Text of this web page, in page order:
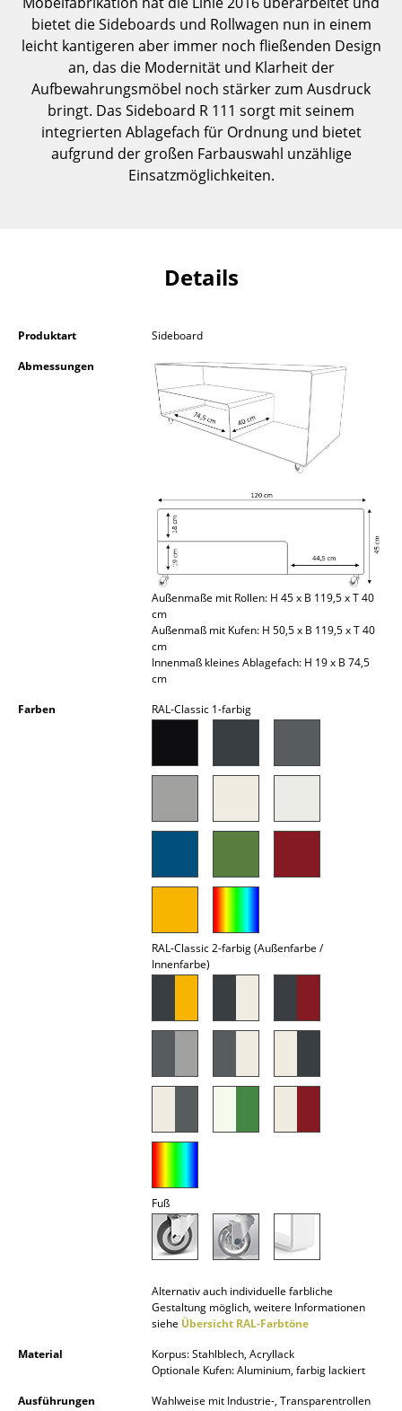
Wandregale
Sideboards & Kommoden
TV Möbel
Beistell- & Rollcontainer
Barmöbel
Licht
Hängeleuchten & Deckenleuchten
Outdoor-Leuchten
Betten
Nachttische & Bettzubehör
Aufbewahrungsboxen
Vorhänge
... alle Accessoires
bietet die Sideboards und Rollwagen nun in einem
leicht kantigeren aber immer noch fließenden Design
an, das die Modernität und Klarheit der
Aufbewahrungsmöbel noch stärker zum Ausdruck
bringt. Das Sideboard R 111 sorgt mit seinem
integrierten Ablagefach für Ordnung und bietet
aufgrund der großen Farbauswahl unzählige
Einsatzmöglichkeiten.
Details
Produktart
Sideboard
Abmessungen
Außenmaße mit Rollen: H 45 x B 119,5 x T 40
cm
Außenmaß mit Kufen: H 50,5 x B 119,5 x T 40
cm
Innenmaß kleines Ablagefach: H 19 x B 74,5
cm
Farben RAL-Classic 1-farbig
RAL-Classic 2-farbig (Außenfarbe /
Innenfarbe)
Fuß
Alternativ auch individuelle farbliche
Gestaltung möglich, weitere Informationen
siehe Übersicht RAL-Farbtöne
Material
Korpus: Stahlblech, Acryllack
Optionale Kufen: Aluminium, farbig lackiert
Ausführungen
Wahlweise mit Industrie-, Transparentrollen